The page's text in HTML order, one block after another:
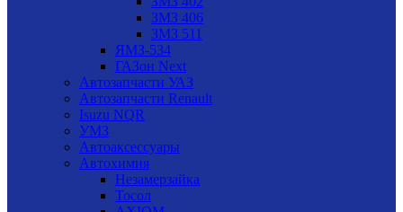
ЗМЗ 406
ЗМЗ 511
ЯМЗ-534
ГАЗон Next
Автозапчасти УАЗ
Автозапчасти Renault
Isuzu NQR
УМЗ
Автоаксессуары
Автохимия
Незамерзайка
Тосол